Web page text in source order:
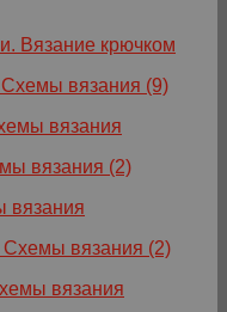
Вязание крючком
вязания
вязания
вязания